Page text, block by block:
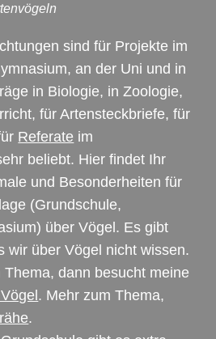
sind für Projekte im
an der Uni und in
in Biologie, in Zoologie,
für Artensteckbriefe, für
Referate im
beliebt. Hier findet Ihr
und Besonderheiten für
(Grundschule,
über Vögel. Es gibt
wir über Vögel nicht wissen.
dann besucht meine
. Mehr zum Thema,
.